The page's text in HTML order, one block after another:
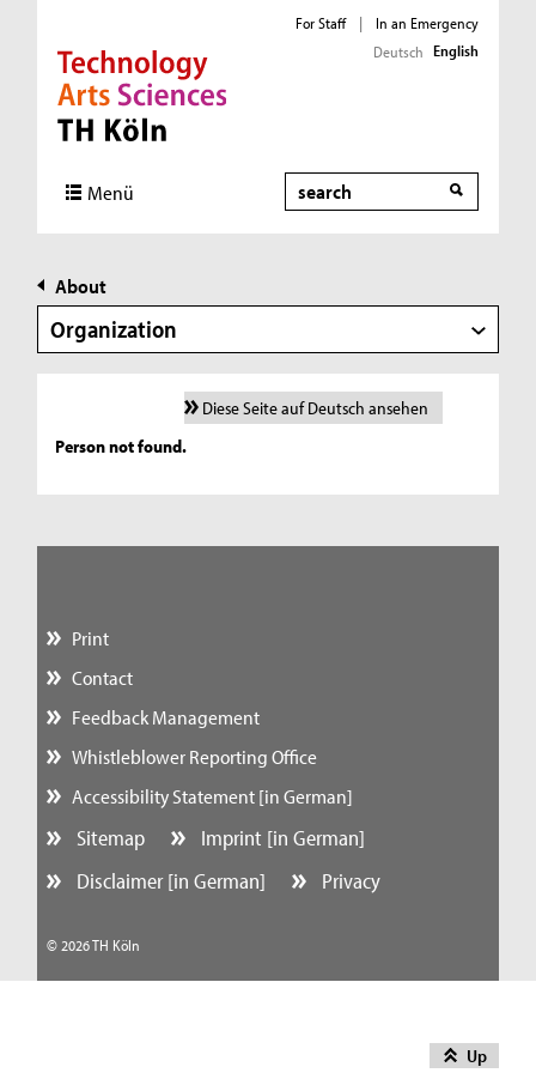
Direkt zur Hauptnavigation
Direkt zur Subnavigation
Direkt zum Inhalt
Direkt zum Fußbereich
For Staff |
In an Emergency
Deutsch English
Menü Search
About
Organization
Diese Seite auf Deutsch ansehen
Person not found.
Up
Print
Contact
Feedback Management
Whistleblower Reporting Office
Accessibility Statement [in German]
Sitemap
Imprint [in German]
Disclaimer [in German]
Privacy
© 2026 TH Köln